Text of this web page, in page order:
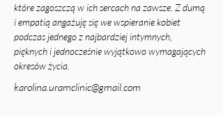
które zagoszczą w ich sercach na zawsze. Z dumą
i empatią angażuję się we wspieranie kobiet
podczas jednego z najbardziej intymnych,
pięknych i jednocześnie wyjątkowo wymagających
okresów życia.
karolina.uramclinic@gmail.com